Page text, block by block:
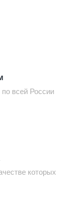
всей России
которых